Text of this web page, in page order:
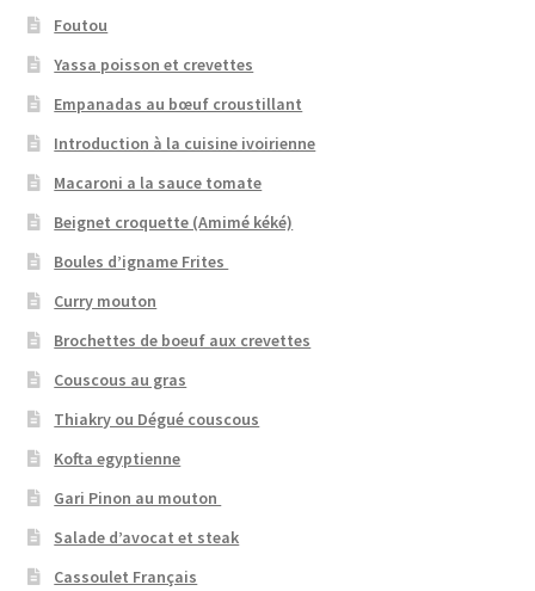
Foutou
Yassa poisson et crevettes
Empanadas au bœuf croustillant
Introduction à la cuisine ivoirienne
Macaroni a la sauce tomate
Beignet croquette (Amimé kéké)
Boules d’igname Frites
Curry mouton
Brochettes de boeuf aux crevettes
Couscous au gras
Thiakry ou Dégué couscous
Kofta egyptienne
Gari Pinon au mouton
Salade d’avocat et steak
Cassoulet Français